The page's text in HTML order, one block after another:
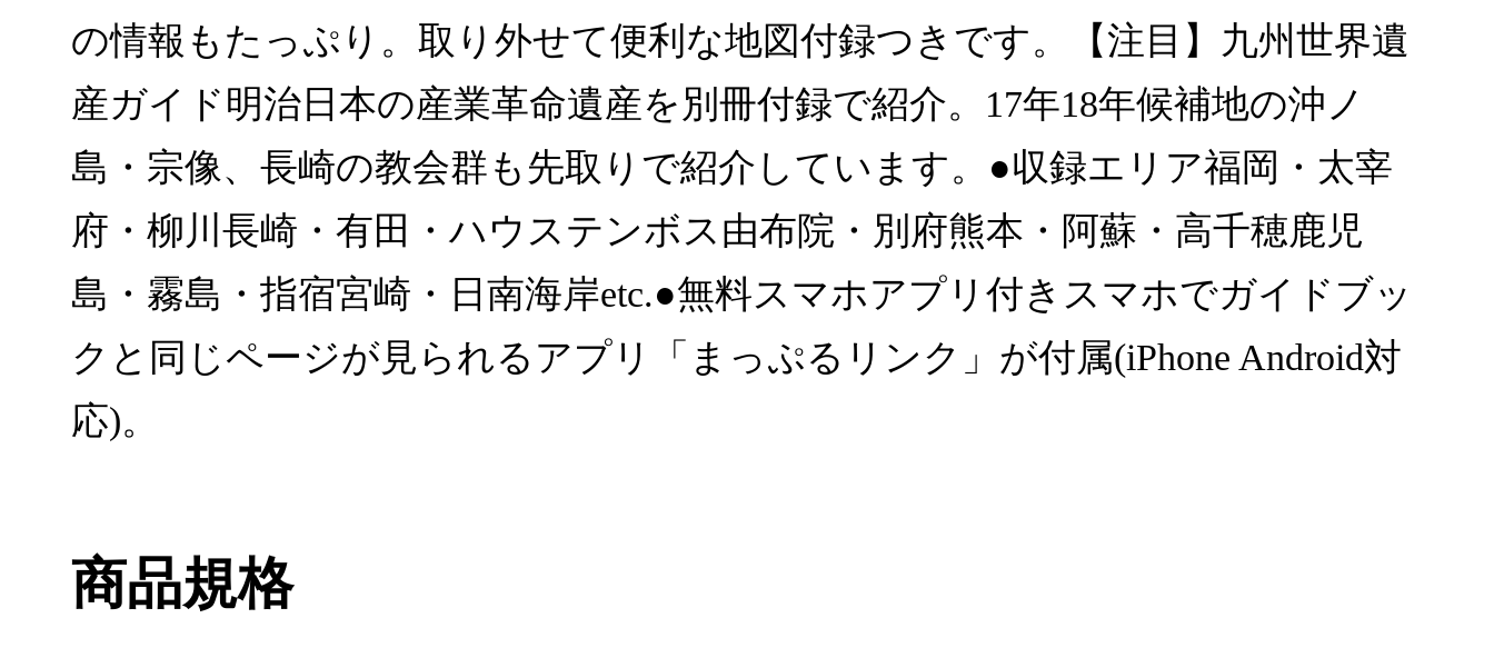
の情報もたっぷり。取り外せて便利な地図付録つきです。【注目】九州世界遺
産ガイド明治日本の産業革命遺産を別冊付録で紹介。17年18年候補地の沖ノ
島・宗像、長崎の教会群も先取りで紹介しています。●収録エリア福岡・太宰
府・柳川長崎・有田・ハウステンボス由布院・別府熊本・阿蘇・高千穂鹿児
島・霧島・指宿宮崎・日南海岸etc.●無料スマホアプリ付きスマホでガイドブッ
クと同じページが見られるアプリ「まっぷるリンク」が付属(iPhone Android対
応)。
商品規格